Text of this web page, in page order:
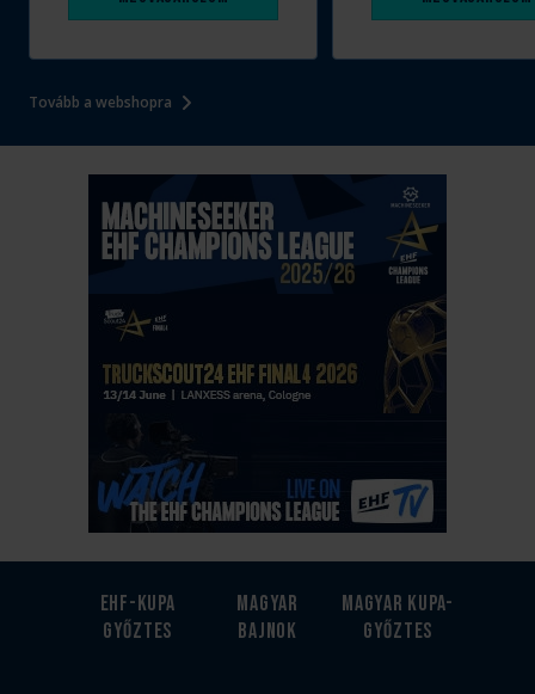
Tovább a webshopra
EHF-Kupa
győztes
Magyar
bajnok
Magyar kupa-
győztes